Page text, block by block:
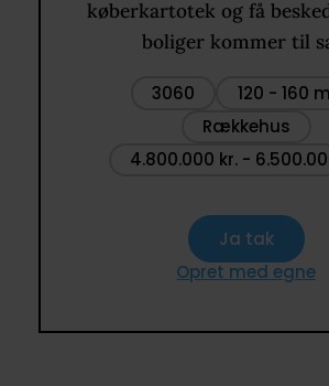
køberkartotek og få
boliger kommer til
3060
120 - 160
Rækkehus
4.800.000 kr. -
Ja tak
Opret med egne